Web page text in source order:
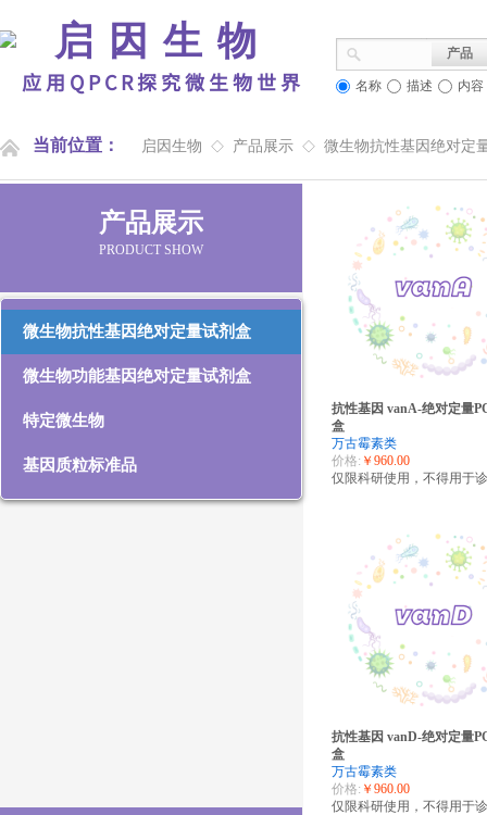
应用QPCR探究微生物世界
启因生物 产品
名称 描述 内容
当前位置： 启因生物 ◇ 产品展示 ◇ 微生物抗性基因绝对定
抗性基因 vanA-绝对定量
盒
万古霉素类
价格: ￥960.00
仅限科研使用，不得用于
抗性基因 vanD-绝对定量
盒
万古霉素类
价格: ￥960.00
仅限科研使用，不得用于
产品展示
PRODUCT SHOW
微生物抗性基因绝对定量试剂盒
微生物功能基因绝对定量试剂盒
特定微生物
基因质粒标准品